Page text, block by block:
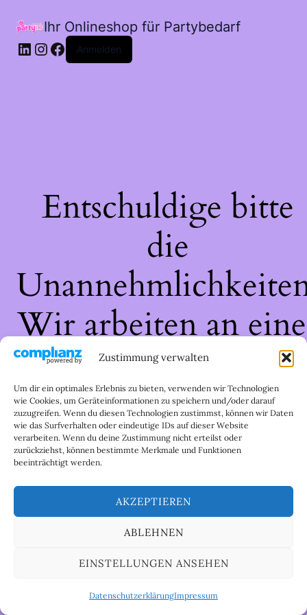
Zustimmung verwalten
Um dir ein optimales Erlebnis zu bieten, verwenden wir Technologien
wie Cookies, um Geräteinformationen zu speichern und/oder darauf
zuzugreifen. Wenn du diesen Technologien zustimmst, können wir Daten
wie das Surfverhalten oder eindeutige IDs auf dieser Website
verarbeiten. Wenn du deine Zustimmung nicht erteilst oder
zurückziehst, können bestimmte Merkmale und Funktionen
beeinträchtigt werden.
AKZEPTIEREN
ABLEHNEN
EINSTELLUNGEN ANSEHEN
DatenschutzerklärungImpressum
Ihr Onlineshop für Partybedarf
LinkedIn
Instagram
Facebook
Anmelden
Entschuldige bitte
die
Wir arbeiten an
großartigen Sache
schau bald wieder
vorbei!